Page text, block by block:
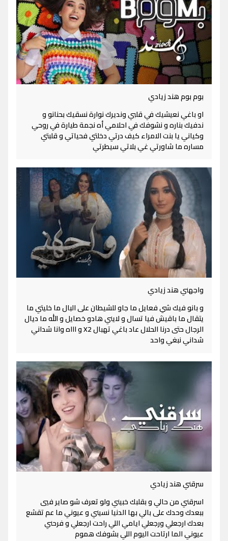
بوم بوم هند زيادي
او باغي نعيشيك في قلبي ونديرك نوارة نسقيك بحنانو و
ندفيك بناره و نشوفك في احلامي أه نجمة طيارة في روحي
وكياني يا بنت الامراء كيف درتي دخلتي فحياتي و قلبتي
مساره ما شاورتي غي بلاتي سيطرتي
واجهني هند زيادي
و بانو فيك شي فعايل ما جاو للشيطان على البال ما خليتي ما
يتقال ما باقيش فيا تسال و لايني هادو خصايل و الله ما ديال
الرجال حتى درنا الحلال عاد باغي تهبال X2 و اااه وانا شداني
شداني نبغي واحد
سرقني هند زيادي
اسرقني من حالي و بقلبك خبيني ولو تعرف شو صاير فيي
ببعدك وحدك على بالي بها الدنيا نسيني و عيوني ما عم تقشع
بعدك ارجعلي ورجعلي ايامي اللي راحت ارجعلي و فرحني
عيوني الما ارتاحت اليوم اللي بشوفك هموم